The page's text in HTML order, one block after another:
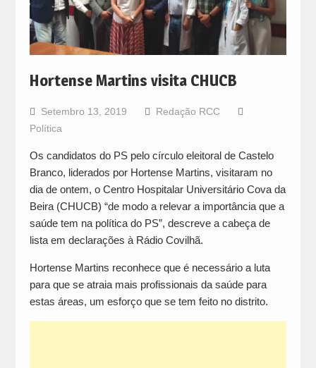
Hortense Martins visita CHUCB
Setembro 13, 2019
Redação RCC
Política
Os candidatos do PS pelo círculo eleitoral de Castelo
Branco, liderados por Hortense Martins, visitaram no
dia de ontem, o Centro Hospitalar Universitário Cova da
Beira (CHUCB) “de modo a relevar a importância que a
saúde tem na política do PS”, descreve a cabeça de
lista em declarações à Rádio Covilhã.
Hortense Martins reconhece que é necessário a luta
para que se atraia mais profissionais da saúde para
estas áreas, um esforço que se tem feito no distrito.